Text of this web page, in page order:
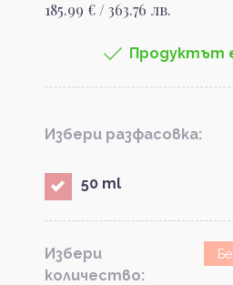
185.99 € / 363.76 лв.
Продуктът
Избери разфасовка:
50 ml
Избери
количество: